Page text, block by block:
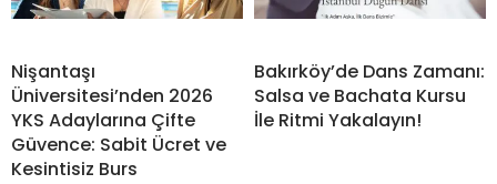
Nişantaşı
Üniversitesi’nden 2026
YKS Adaylarına Çifte
Güvence: Sabit Ücret ve
Kesintisiz Burs
Bakırköy’de Dans Zamanı:
Salsa ve Bachata Kursu
İle Ritmi Yakalayın!